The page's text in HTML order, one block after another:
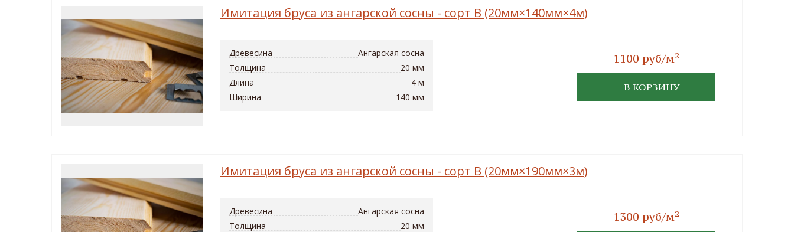
Имитация бруса из ангарской сосны - сорт B (20мм×140мм×4м)
Древесина
Ангарская сосна
Толщина
20 мм
Длина
4 м
Ширина
140 мм
1100 руб/м2
В КОРЗИНУ
Имитация бруса из ангарской сосны - сорт B (20мм×190мм×3м)
Древесина
Ангарская сосна
Толщина
20 мм
1300 руб/м2